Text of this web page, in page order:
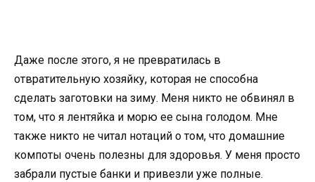
Даже после этого, я не превратилась в
отвратительную хозяйку, которая не способна
сделать заготовки на зиму. Меня никто не обвинял в
том, что я лентяйка и морю ее сына голодом. Мне
также никто не читал нотаций о том, что домашние
компоты очень полезны для здоровья. У меня просто
забрали пустые банки и привезли уже полные.